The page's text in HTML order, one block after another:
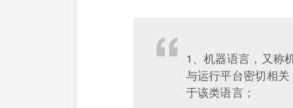
1、机器语言，又称
与运行平台密切相
于该类语言；